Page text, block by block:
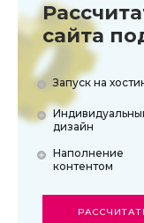
сайта
Запуск на
дизайн
Наполнение
контентом